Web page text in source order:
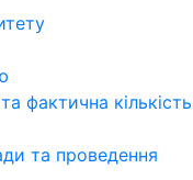
фактична кількість
та проведення